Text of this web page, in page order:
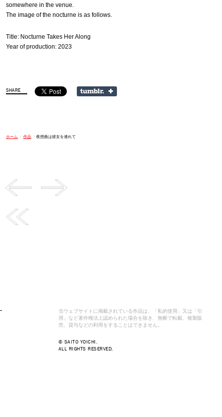
somewhere in the venue.
The image of the nocturne is as follows.
Title: Nocturne Takes Her Along
Year of production: 2023
ホーム / 作品 / 夜想曲は彼女を連れて
当ウェブサイトに掲載されている作品は、「私的使用」又は「引
用」など著作権法上認められた場合を除き、無断で転載、複製販
売、貸与などの利用をすることはできません。
© SAITO YOICHI.
ALL RIGHTS RESERVED.